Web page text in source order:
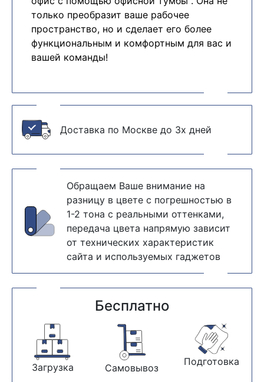
только преобразит ваше рабочее
пространство, но и сделает его более
функциональным и комфортным для вас и
вашей команды!
Доставка по Москве до 3х дней
Обращаем Ваше внимание на
разницу в цвете с погрешностью в
1-2 тона с реальными оттенками,
передача цвета напрямую зависит
от технических характеристик
сайта и используемых гаджетов
Бесплатно
Загрузка Самовывоз
Подготовка